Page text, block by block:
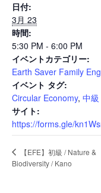
Events
Journal
Interview
Online
日付:
3月 23
時間:
5:30 PM - 6:00 PM
イベントカテゴリー:
Earth Saver Family
イベント タグ:
Circular Economy, 中級
サイト:
https://forms.gle/
【EFE】初級 / Nature &
Biodiversity / Kano